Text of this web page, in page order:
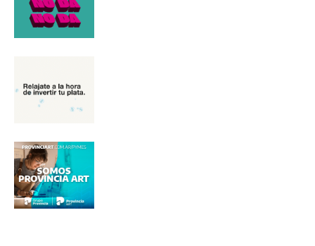
Nombre
Número de teléfono